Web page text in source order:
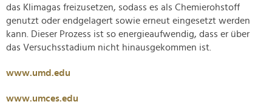
das Klimagas freizusetzen, sodass es als Chemierohstoff
genutzt oder endgelagert sowie erneut eingesetzt werden
kann. Dieser Prozess ist so energieaufwendig, dass er über
das Versuchsstadium nicht hinausgekommen ist.
www.umd.edu
www.umces.edu